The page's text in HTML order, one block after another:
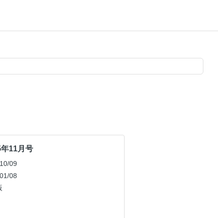
11月号
09
08